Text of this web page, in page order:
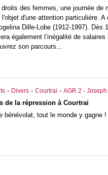
des femmes, une journée
d'une attention particulière.
Dille-Lobe (1912-1997).
également l’inégalité de
son parcours...
- Divers - Courtrai - AGR 2 -
de la répression à Courtrai
bénévolat, tout le monde y